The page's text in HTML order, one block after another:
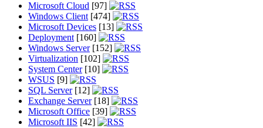
Microsoft Cloud [97]
Windows Client[474]
Microsoft Devices [13]
Deployment[160]
Windows Server[152]
Virtualization [102]
System Center[10]
WSUS [9]
SQL Server[12]
Exchange Server[18]
Microsoft Office [39]
Microsoft IIS [42]